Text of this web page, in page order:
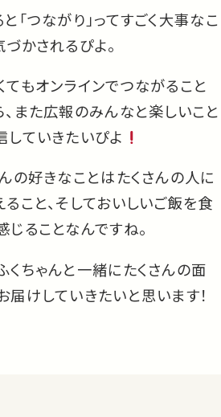
「つながり」ってすごく大事なこ
かされるぴよ。
てもオンラインでつながること
、また広報のみんなと楽しいこと
していきたいぴよ
の好きなことはたくさんの人に
こと、そしておいしいご飯を食
ることなんですね。
くちゃんと一緒にたくさんの面
届けしていきたいと思います！